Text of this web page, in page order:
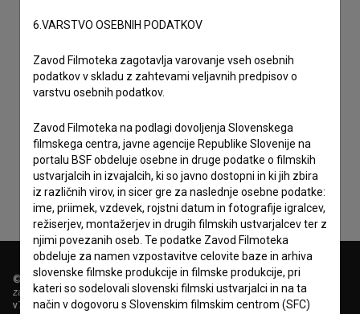
Sprejemam splošne pogojein dajem soglasje
zbiranje, hrambo in obdelavo osebnih podatkov.
© 2018-2026, Filmoteka,
zavod za širjenje filmske kulture
v7.151.0
6.VARSTVO OSEBNIH PODATKOV
Zavod Filmoteka zagotavlja varovanje vseh osebnih
podatkov v skladu z zahtevami veljavnih predpisov o
varstvu osebnih podatkov.
Zavod Filmoteka na podlagi dovoljenja Slovenskega
filmskega centra, javne agencije Republike Slovenije na
portalu BSF obdeluje osebne in druge podatke o filmskih
ustvarjalcih in izvajalcih, ki so javno dostopni in ki jih zbira
iz različnih virov, in sicer gre za naslednje osebne podatke:
ime, priimek, vzdevek, rojstni datum in fotografije igralcev,
režiserjev, montažerjev in drugih filmskih ustvarjalcev ter z
njimi povezanih oseb. Te podatke Zavod Filmoteka
obdeluje za namen vzpostavitve celovite baze in arhiva
slovenske filmske produkcije in filmske produkcije, pri
kateri so sodelovali slovenski filmski ustvarjalci in na ta
način v dogovoru s Slovenskim filmskim centrom (SFC)